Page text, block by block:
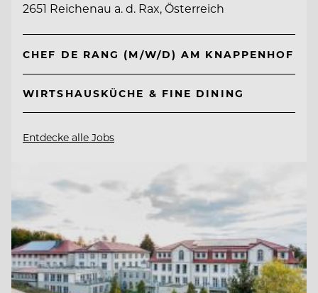
2651 Reichenau a. d. Rax, Österreich
CHEF DE RANG (M/W/D) AM KNAPPENHOF
WIRTSHAUSKÜCHE & FINE DINING
Entdecke alle Jobs